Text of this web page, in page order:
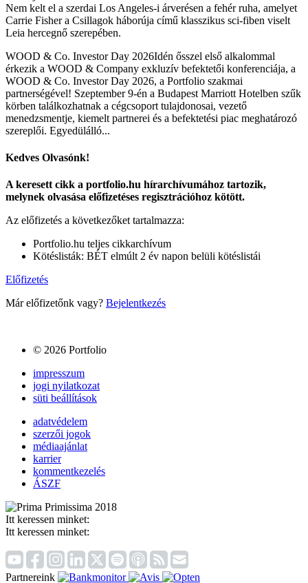
Nem kelt el a szerdai Los Angeles-i árverésen a fehér ruha, amelyet
Carrie Fisher a Csillagok háborúja című klasszikus sci-fiben viselt
Leia hercegnő szerepében.
WOOD & Co. Investor Day 2026Idén ősszel első alkalommal
érkezik a WOOD & Company exkluzív befektetői konferenciája, a
WOOD & Co. Investor Day 2026, a Portfolio szakmai
partnerségével! Szeptember 9-én a Budapest Marriott Hotelben szűk
körben találkozhatnak a cégcsoport tulajdonosai, vezető
menedzsmentje, kiemelt partnerei és a befektetési piac meghatározó
szereplői. Egyedülálló...
Kedves Olvasónk!
A keresett cikk a portfolio.hu hírarchívumához tartozik,
melynek olvasása előfizetéses regisztrációhoz kötött.
Az előfizetés a következőket tartalmazza:
Portfolio.hu teljes cikkarchívum
Kötéslisták: BÉT elmúlt 2 év napon belüli kötéslistái
Előfizetés
Már előfizetőnk vagy? Bejelentkezés
© 2026 Portfolio
impresszum
jogi nyilatkozat
süti beállítások
adatvédelem
szerzői jogok
médiaajánlat
karrier
kommentkezelés
ÁSZF
Itt keressen minket:
Itt keressen minket:
Partnereink